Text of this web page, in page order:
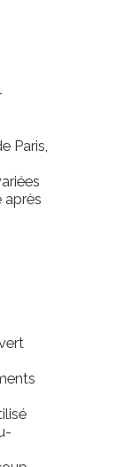
Paris,
après